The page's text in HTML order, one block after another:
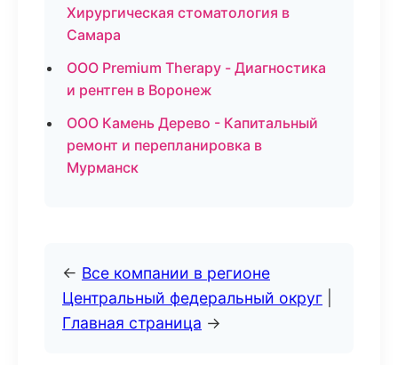
Хирургическая стоматология в
Самара
ООО Premium Therapy - Диагностика
и рентген в Воронеж
ООО Камень Дерево - Капитальный
ремонт и перепланировка в
Мурманск
← Все компании в регионе
Центральный федеральный округ
Главная страница →